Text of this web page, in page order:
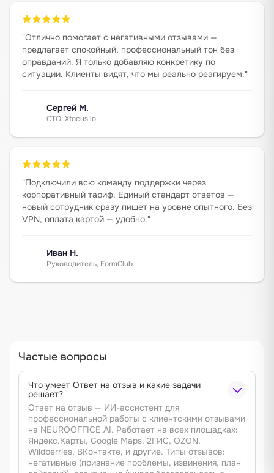
"Отлично помогает с негативными отзывами —
предлагает спокойный, профессиональный тон без
оправданий. Я только добавляю конкретику по
ситуации. Клиенты видят, что мы реально реагируем."
Сергей М.
CTO, Xfocus.io
"Подключили всю команду поддержки через
корпоративный тариф. Единый стандарт ответов —
новый сотрудник сразу пишет на уровне опытного. Без
VPN, оплата картой — удобно."
Иван Н.
Руководитель, FormClub
Частые вопросы
Что умеет Ответ на отзыв и какие задачи
решает?
Ответ на отзыв — ИИ-ассистент для
профессиональной работы с клиентскими отзывами
на NEUROOFFICE.AI. Работает на всех площадках:
Яндекс.Карты, Google Maps, 2ГИС, OZON,
Wildberries, ВКонтакте, и другие. Типы отзывов:
негативные (признание проблемы, извинения, план